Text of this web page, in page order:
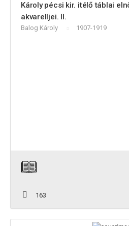
Károly pécsi kir. itélő táblai
akvarelljei. II.
Balog Károly 1907-1919
163